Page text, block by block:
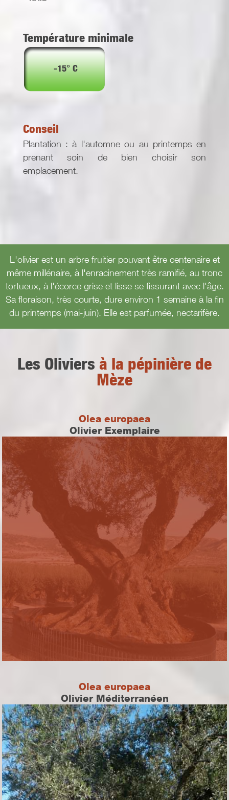
Température minimale
-15° C
Conseil
Plantation : à l'automne ou au printemps en
prenant soin de bien choisir son
emplacement.
L'olivier est un arbre fruitier pouvant être centenaire et
même millénaire, à l'enracinement très ramifié, au tronc
tortueux, à l'écorce grise et lisse se fissurant avec l'âge.
Sa floraison, très courte, dure environ 1 semaine à la fin
du printemps (mai-juin). Elle est parfumée, nectarifère.
Les Oliviers à la pépinière de
Mèze
Olea europaea
Olivier Exemplaire
Olea europaea
Olivier Méditerranéen